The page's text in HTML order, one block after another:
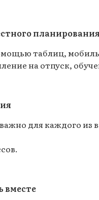
планирования
таблиц,
на отпуск,
для каждого
вместе